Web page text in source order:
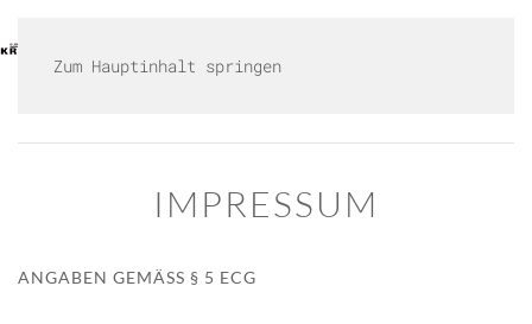
Zum Hauptinhalt springen
IMPRESSUM
ANGABEN GEMÄSS § 5 ECG